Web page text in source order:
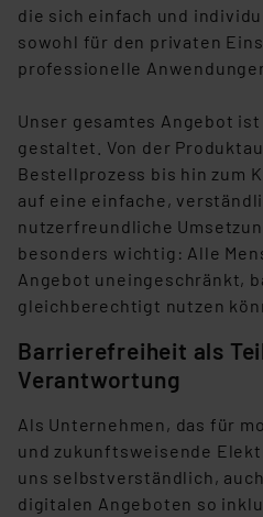
die sich einfach und
sowohl für den privaten
professionelle
Unser gesamtes Angebot
gestaltet. Von der
Bestellprozess bis hin zum
auf eine einfache,
nutzerfreundliche
besonders wichtig: Alle
Angebot uneingeschränkt,
gleichberechtigt nutzen
Barrierefreiheit als
Verantwortung
Als Unternehmen, das für
und zukunftsweisende
uns selbstverständlich,
digitalen Angeboten so